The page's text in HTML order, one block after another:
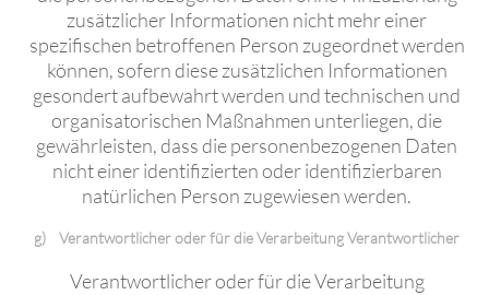
zusätzlicher Informationen nicht mehr einer
spezifischen betroffenen Person zugeordnet werden
können, sofern diese zusätzlichen Informationen
gesondert aufbewahrt werden und technischen und
organisatorischen Maßnahmen unterliegen, die
gewährleisten, dass die personenbezogenen Daten
nicht einer identifizierten oder identifizierbaren
natürlichen Person zugewiesen werden.
g) Verantwortlicher oder für die Verarbeitung Verantwortlicher
Verantwortlicher oder für die Verarbeitung